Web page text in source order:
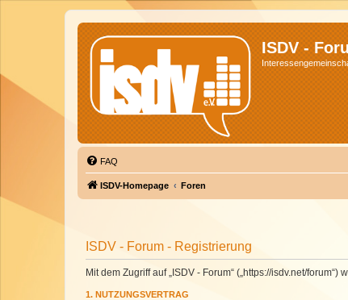
ISDV -
FAQ
ISDV-Homepage Foren
ISDV - Forum - Registrierung
Mit dem Zugriff auf „ISDV - Forum“ („https://isdv.net/
1. NUTZUNGSVERTRAG